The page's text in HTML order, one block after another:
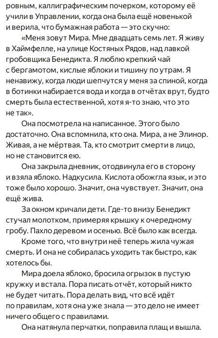
ровным, каллиграфическим почерком, которому её
учили в Управлении, когда она была ещё новенькой
и верила, что бумажная работа — это скучно:
«Меня зовут Мира. Мне двадцать семь лет. Я живу
в Хаймфелле, на улице Костяных Рядов, над лавкой
гробовщика Бенедикта. Я люблю крепкий чай
с бергамотом, кислые яблоки и тишину по утрам. Я
ненавижу, когда люди шепчутся у меня за спиной, когда
в ботинки набирается вода и когда в отчётах врут, будто
смерть была естественной, хотя я-то знаю, что это
не так».
Она посмотрела на написанное. Этого было
достаточно. Она вспомнила, кто она. Мира, а не Элинор.
Живая, а не мёртвая. Та, кто смотрит смерти в лицо,
но не становится ею.
Она закрыла дневник, отодвинула его в сторону
и взяла яблоко. Надкусила. Кислота обожгла язык, и это
тоже было хорошо. Значит, она чувствует. Значит, она
ещё жива.
За окном кричали дети. Где-то внизу Бенедикт
стучал молотком, примеряя крышку к очередному
гробу. Пахло деревом и осенью. Всё было как всегда.
Кроме того, что внутри неё теперь жила чужая
смерть. И она не собиралась уходить так быстро, как
хотелось бы.
Мира доела яблоко, бросила огрызок в пустую
кружку и встала. Пора писать отчёт, который никто
не будет читать. Пора делать вид, что всё идёт
по правилам, хотя она уже знала — это дело не имеет
ничего общего с правилами.
Она натянула перчатки, поправила плащ и вышла.